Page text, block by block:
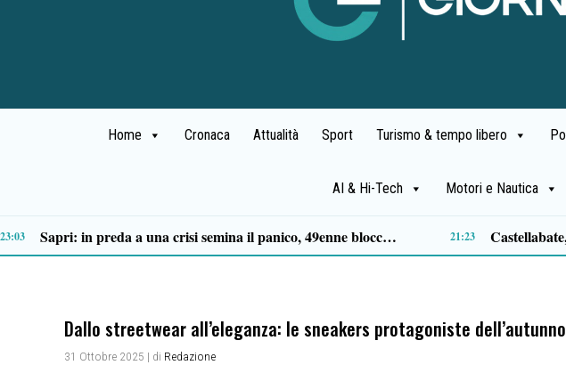
Home Cronaca Attualità Sport Turismo & tempo libero
AI & Hi-Tech Motori e Nautica
Premio Terre del Bussento, si alza il sipario: stasera Roberto Fico apre l’11ª edizione 14:35
Dallo streetwear all’eleganza: le sneakers protagoniste dell’autunno
31 Ottobre 2025 | di Redazione